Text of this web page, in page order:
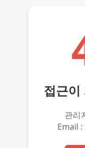
접근이
관리
Email